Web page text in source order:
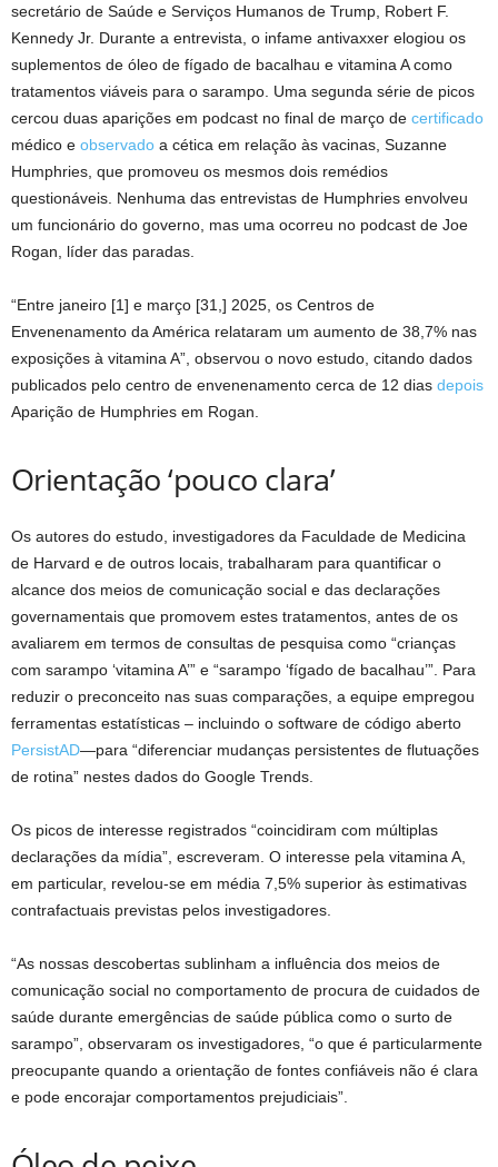
secretário de Saúde e Serviços Humanos de Trump, Robert F.
Kennedy Jr. Durante a entrevista, o infame antivaxxer elogiou os
suplementos de óleo de fígado de bacalhau e vitamina A como
tratamentos viáveis ​​para o sarampo. Uma segunda série de picos
cercou duas aparições em podcast no final de março de certificado
médico e observado a cética em relação às vacinas, Suzanne
Humphries, que promoveu os mesmos dois remédios
questionáveis. Nenhuma das entrevistas de Humphries envolveu
um funcionário do governo, mas uma ocorreu no podcast de Joe
Rogan, líder das paradas.
“Entre janeiro [1] e março [31,] 2025, os Centros de
Envenenamento da América relataram um aumento de 38,7% nas
exposições à vitamina A”, observou o novo estudo, citando dados
publicados pelo centro de envenenamento cerca de 12 dias depois
Aparição de Humphries em Rogan.
Orientação ‘pouco clara’
Os autores do estudo, investigadores da Faculdade de Medicina
de Harvard e de outros locais, trabalharam para quantificar o
alcance dos meios de comunicação social e das declarações
governamentais que promovem estes tratamentos, antes de os
avaliarem em termos de consultas de pesquisa como “crianças
com sarampo ‘vitamina A’” e “sarampo ‘fígado de bacalhau’”. Para
reduzir o preconceito nas suas comparações, a equipe empregou
ferramentas estatísticas – incluindo o software de código aberto
PersistAD—para “diferenciar mudanças persistentes de flutuações
de rotina” nestes dados do Google Trends.
Os picos de interesse registrados “coincidiram com múltiplas
declarações da mídia”, escreveram. O interesse pela vitamina A,
em particular, revelou-se em média 7,5% superior às estimativas
contrafactuais previstas pelos investigadores.
“As nossas descobertas sublinham a influência dos meios de
comunicação social no comportamento de procura de cuidados de
saúde durante emergências de saúde pública como o surto de
sarampo”, observaram os investigadores, “o que é particularmente
preocupante quando a orientação de fontes confiáveis ​​não é clara
e pode encorajar comportamentos prejudiciais”.